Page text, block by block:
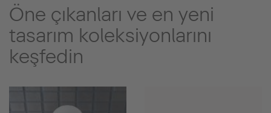
Öne çıkanları ve en yeni
tasarım koleksiyonlarını
keşfedin